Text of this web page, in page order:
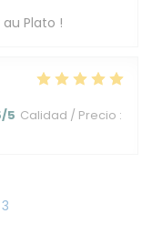
Plato !
/5 Calidad / Precio :
3